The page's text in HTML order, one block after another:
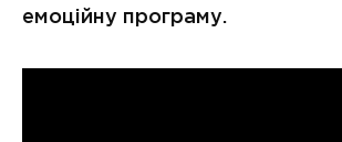
емоційну програму.